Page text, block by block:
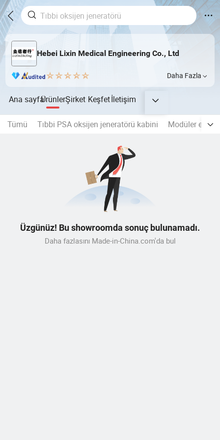
Hebei Lixin Medical Engineering Co., Ltd
Daha Fazla
Ana sayfaÜrünlerŞirket Keşfetİletişim
Tümü Tıbbi PSA oksijen jeneratörü kabini Modüler
Üzgünüz! Bu showroomda sonuç bulunamadı.
Daha fazlasını Made-in-China.com'da bul